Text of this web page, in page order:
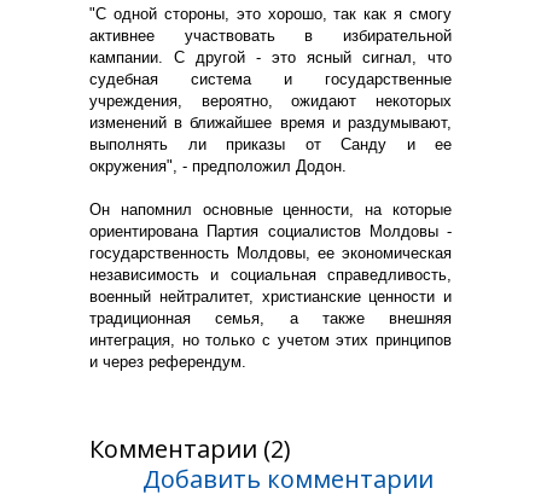
"С одной стороны, это хорошо, так как я смогу
активнее участвовать в избирательной
кампании. С другой - это ясный сигнал, что
судебная система и государственные
учреждения, вероятно, ожидают некоторых
изменений в ближайшее время и раздумывают,
выполнять ли приказы от Санду и ее
окружения", - предположил Додон.
Он напомнил основные ценности, на которые
ориентирована Партия социалистов Молдовы -
государственность Молдовы, ее экономическая
независимость и социальная справедливость,
военный нейтралитет, христианские ценности и
традиционная семья, а также внешняя
интеграция, но только с учетом этих принципов
и через референдум.
Комментарии (2)
Добавить комментарии